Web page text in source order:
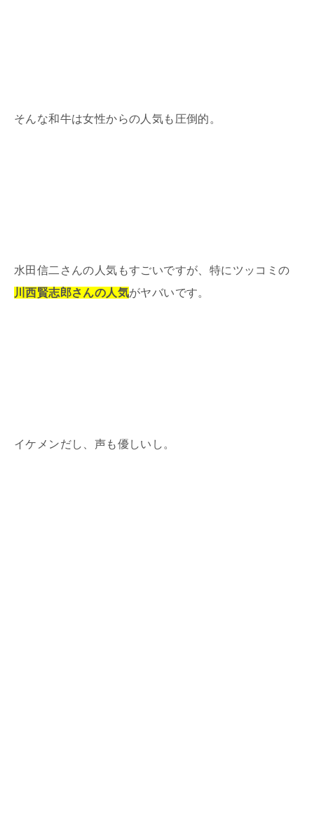
そんな和牛は女性からの人気も圧倒的。
水田信二さんの人気もすごいですが、特にツッコミの
川西賢志郎さんの人気がヤバいです。
イケメンだし、声も優しいし。